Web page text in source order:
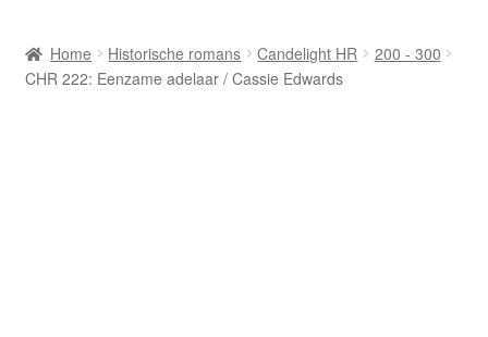
Afrekenen
Home Historische romans Candelight HR
200 - 300
CHR 222: Eenzame adelaar / Cassie Edwards